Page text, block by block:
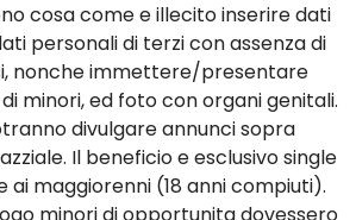
cosa come e illecito inserire dati
personali di terzi con assenza di
nonche immettere/presentare
minori, ed foto con organi genitali.
divulgare annunci sopra
Il beneficio e esclusivo single
maggiorenni (18 anni compiuti).